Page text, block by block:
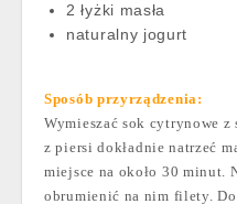
2 łyżki masła
naturalny jogurt
Sposób przyrządzenia:
Wymieszać sok cytrynowe
z piersi dokładnie natrzeć
miejsce na około 30 minut.
obrumienić na nim filety.